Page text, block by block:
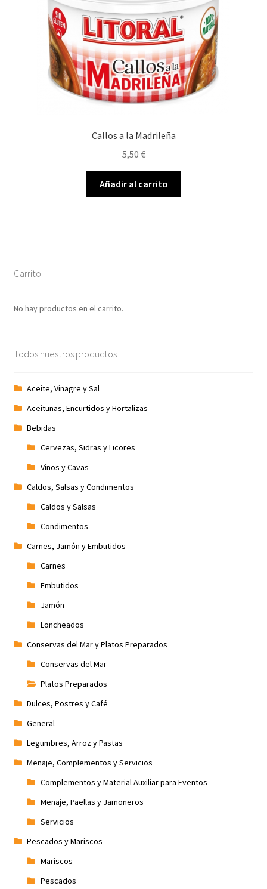
Callos a la Madrileña
5,50 €
Añadir al carrito
Carrito
No hay productos en el carrito.
Todos nuestros productos
Aceite, Vinagre y Sal
Aceitunas, Encurtidos y Hortalizas
Bebidas
Cervezas, Sidras y Licores
Vinos y Cavas
Caldos, Salsas y Condimentos
Caldos y Salsas
Condimentos
Carnes, Jamón y Embutidos
Carnes
Embutidos
Jamón
Loncheados
Conservas del Mar y Platos Preparados
Conservas del Mar
Platos Preparados
Dulces, Postres y Café
General
Legumbres, Arroz y Pastas
Menaje, Complementos y Servicios
Complementos y Material Auxiliar para Eventos
Menaje, Paellas y Jamoneros
Servicios
Pescados y Mariscos
Mariscos
Pescados